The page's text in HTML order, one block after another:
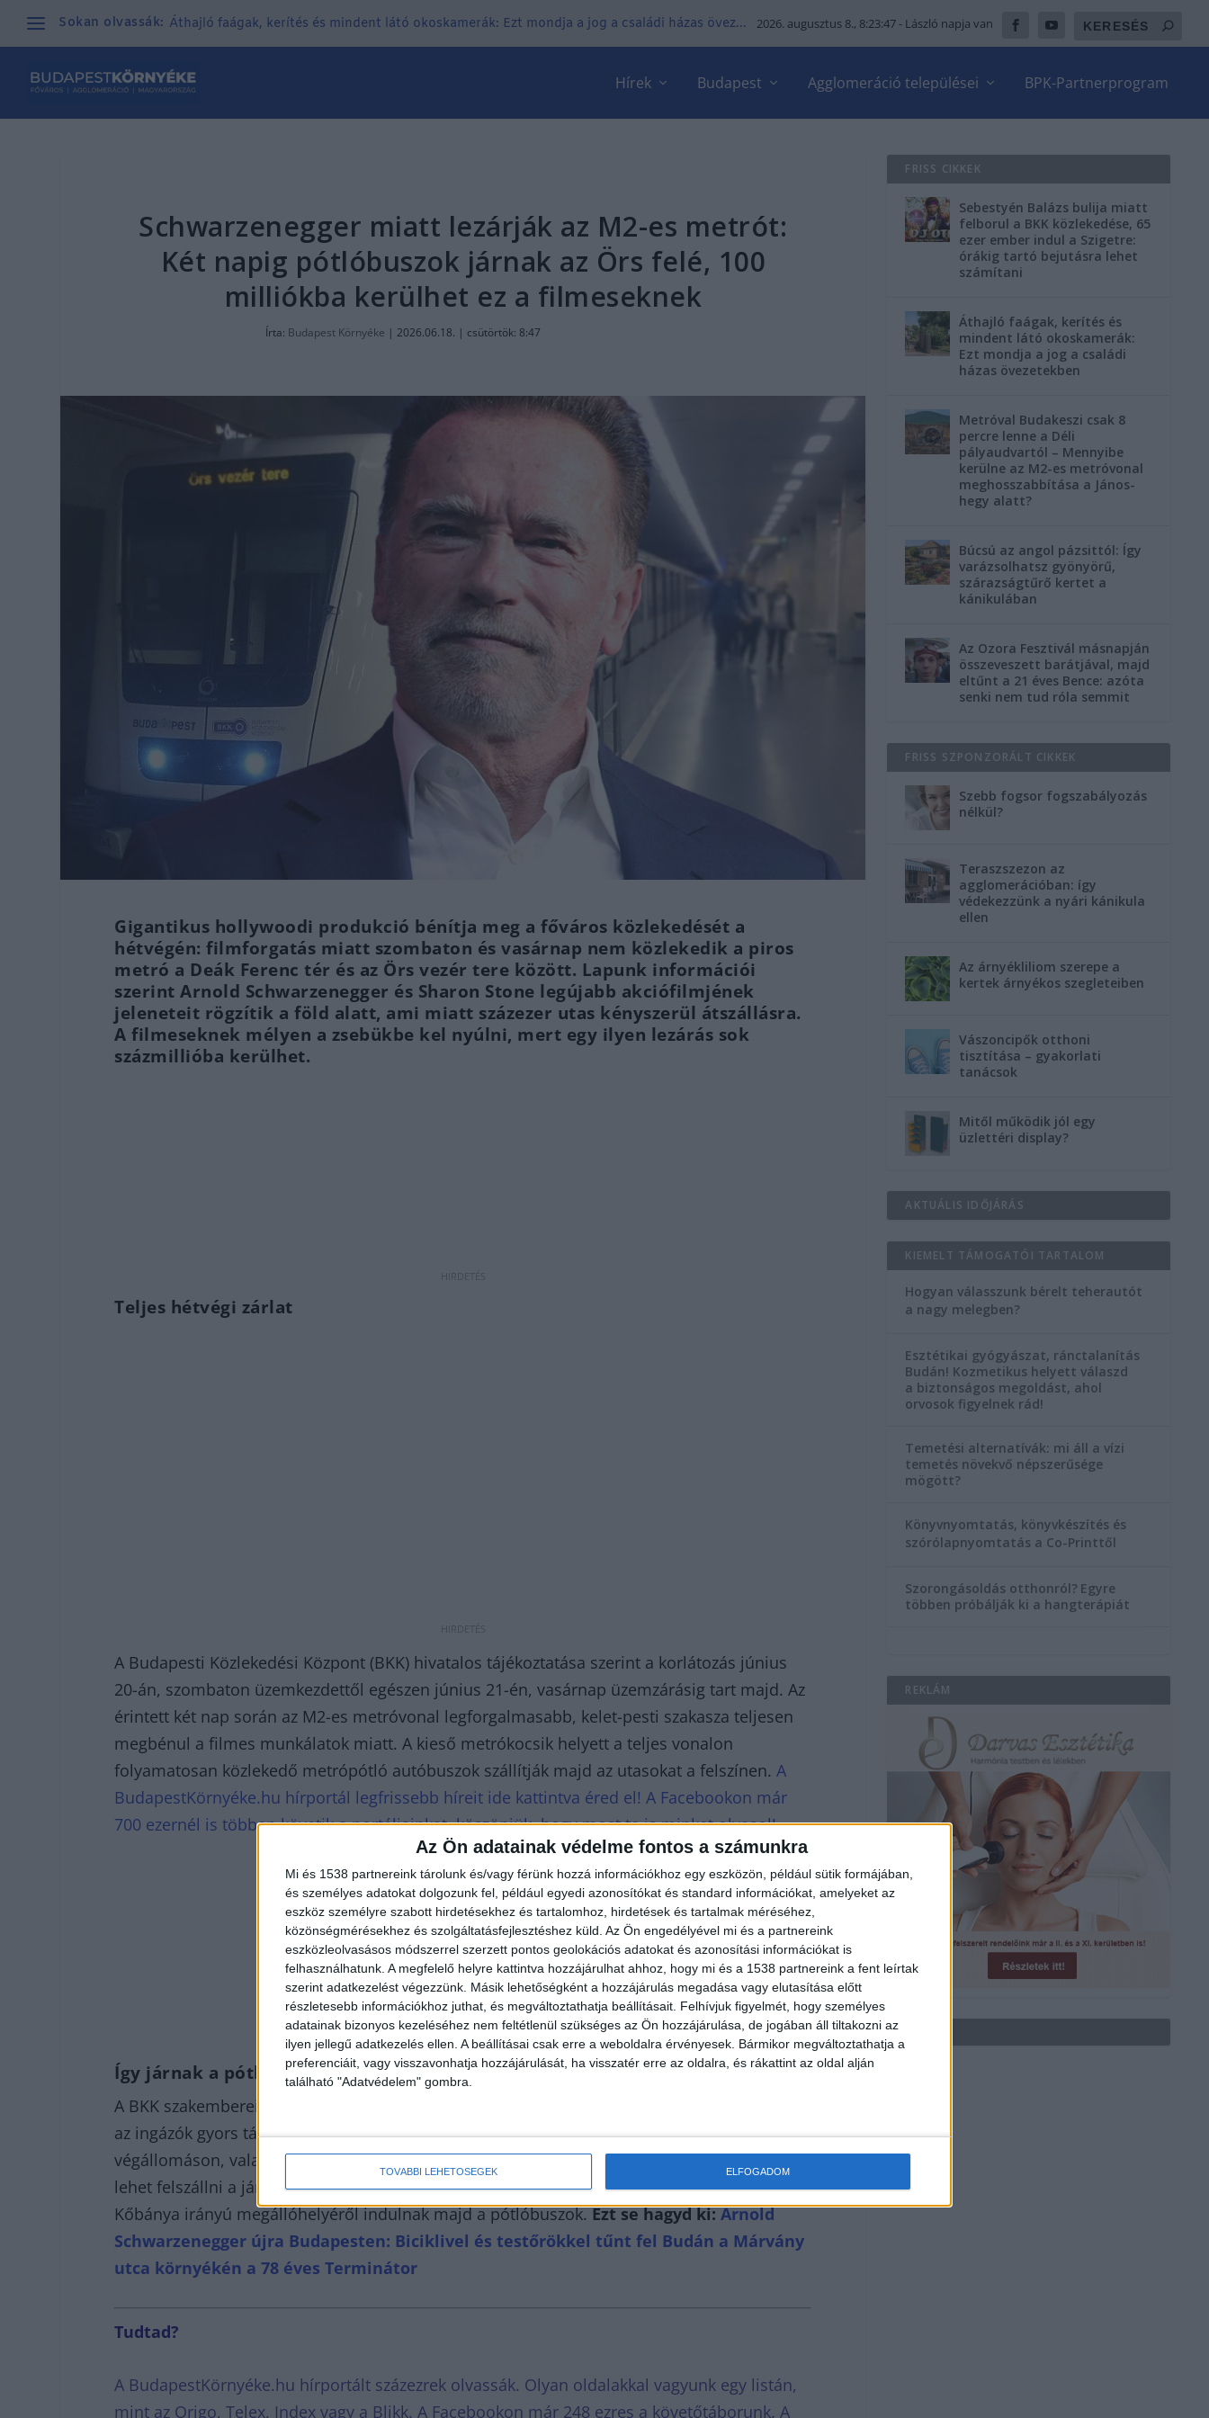
Az Ön adatainak védelme fontos a számunkra
Mi és 1538 partnereink tárolunk és/vagy férünk hozzá információkhoz egy eszközön, például sütik formájában,
és személyes adatokat dolgozunk fel, például egyedi azonosítókat és standard információkat, amelyeket az
eszköz személyre szabott hirdetésekhez és tartalomhoz, hirdetések és tartalmak méréséhez,
közönségmérésekhez és szolgáltatásfejlesztéshez küld. Az Ön engedélyével mi és a partnereink
eszközleolvasásos módszerrel szerzett pontos geolokációs adatokat és azonosítási információkat is
felhasználhatunk. A megfelelő helyre kattintva hozzájárulhat ahhoz, hogy mi és a 1538 partnereink a fent leírtak
szerint adatkezelést végezzünk. Másik lehetőségként a hozzájárulás megadása vagy elutasítása előtt
részletesebb információkhoz juthat, és megváltoztathatja beállításait. Felhívjuk figyelmét, hogy személyes
adatainak bizonyos kezeléséhez nem feltétlenül szükséges az Ön hozzájárulása, de jogában áll tiltakozni az
ilyen jellegű adatkezelés ellen. A beállításai csak erre a weboldalra érvényesek. Bármikor megváltoztathatja a
preferenciáit, vagy visszavonhatja hozzájárulását, ha visszatér erre az oldalra, és rákattint az oldal alján
található "Adatvédelem" gombra.
TOVÁBBI LEHETŐSÉGEK ELFOGADOM
Sokan olvassák: Áthajló faágak, kerítés és mindent látó okoskamerák: Ezt mondja a jog a családi házas övez... 2026. augusztus 8., 8:23:48- László napja van
Hírek Budapest Agglomeráció települései BPK-Partnerprogram
Schwarzenegger miatt lezárják az M2-es metrót:
Két napig pótlóbuszok járnak az Örs felé, 100
milliókba kerülhet ez a filmeseknek
Írta: Budapest Környéke |2026.06.18. | csütörtök: 8:47
Gigantikus hollywoodi produkció bénítja meg a főváros közlekedését a
hétvégén: filmforgatás miatt szombaton és vasárnap nem közlekedik a piros
metró a Deák Ferenc tér és az Örs vezér tere között. Lapunk információi
szerint Arnold Schwarzenegger és Sharon Stone legújabb akciófilmjének
jeleneteit rögzítik a föld alatt, ami miatt százezer utas kényszerül átszállásra.
A filmeseknek mélyen a zsebükbe kel nyúlni, mert egy ilyen lezárás sok
százmillióba kerülhet.
Teljes hétvégi zárlat
A Budapesti Közlekedési Központ (BKK) hivatalos tájékoztatása szerint a korlátozás június
20-án, szombaton üzemkezdettől egészen június 21-én, vasárnap üzemzárásig tart majd. Az
érintett két nap során az M2-es metróvonal legforgalmasabb, kelet-pesti szakasza teljesen
megbénul a filmes munkálatok miatt. A kieső metrókocsik helyett a teljes vonalon
folyamatosan közlekedő metrópótló autóbuszok szállítják majd az utasokat a felszínen.A
BudapestKörnyéke.hu hírportál legfrissebb híreit ide kattintva éred el! A Facebookon már
700 ezernél is többen követik a portáljainkat, köszönjük, hogy most te is minket olvasol!
Így járnak a pótlóbuszok
A BKK szakemberei már kijelölték a pótlójáratok pontos felszállási helyeit a végállomásokon
az ingázók gyors tájékoztatása érdekében. Az Örs vezér terénél a Fehér úti autóbusz-
végállomáson, valamint a Kerepesi út belváros felé vezető oldalán, közvetlenül a tér után
lehet felszállni a járatokra. A belvárosban, a Deák Ferenc térnél pedig a 9-es autóbusz
Kőbánya irányú megállóhelyéről indulnak majd a pótlóbuszok.Ezt se hagyd ki:Arnold
Schwarzenegger újra Budapesten: Biciklivel és testőrökkel tűnt fel Budán a Márvány
utca környékén a 78 éves Terminátor
Tudtad?
A BudapestKörnyéke.hu hírportált százezrek olvassák. Olyan oldalakkal vagyunk egy listán,
mint az Origo, Telex, Index vagy a Blikk. A Facebookon már 248 ezres a követőtáborunk. A
FRISS CIKKEK
Sebestyén Balázs bulija miatt
felborul a BKK közlekedése, 65
ezer ember indul a Szigetre:
órákig tartó bejutásra lehet
számítani
Áthajló faágak, kerítés és
mindent látó okoskamerák:
Ezt mondja a jog a családi
házas övezetekben
Metróval Budakeszi csak 8
percre lenne a Déli
pályaudvartól – Mennyibe
kerülne az M2-es metróvonal
meghosszabbítása a János-
hegy alatt?
Búcsú az angol pázsittól: Így
varázsolhatsz gyönyörű,
szárazságtűrő kertet a
kánikulában
Az Ozora Fesztivál másnapján
összeveszett barátjával, majd
eltűnt a 21 éves Bence: azóta
senki nem tud róla semmit
FRISS SZPONZORÁLT CIKKEK
Szebb fogsor fogszabályozás
nélkül?
Teraszszezon az
agglomerációban: így
védekezzünk a nyári kánikula
ellen
Az árnyékliliom szerepe a
kertek árnyékos szegleteiben
Vászoncipők otthoni
tisztítása – gyakorlati
tanácsok
Mitől működik jól egy
üzlettéri display?
AKTUÁLIS IDŐJÁRÁS
KIEMELT TÁMOGATÓI TARTALOM
Hogyan válasszunk bérelt teherautót
a nagy melegben?
Esztétikai gyógyászat, ránctalanítás
Budán! Kozmetikus helyett válaszd
a biztonságos megoldást, ahol
orvosok figyelnek rád!
Temetési alternatívák: mi áll a vízi
temetés növekvő népszerűsége
mögött?
Könyvnyomtatás, könyvkészítés és
szórólapnyomtatás a Co-Printtől
Szorongásoldás otthonról? Egyre
többen próbálják ki a hangterápiát
REKLÁM